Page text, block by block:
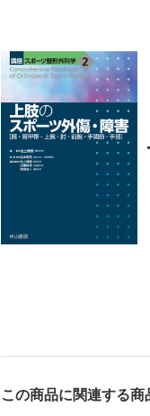
この商品に関連する商